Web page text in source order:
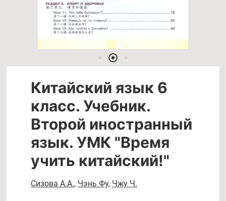
Китайский язык 6
класс. Учебник.
Второй иностранный
язык. УМК "Время
учить китайский!"
Сизова А.А., Чэнь Фу, Чжу Ч.